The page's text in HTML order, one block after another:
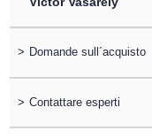
> Domande sull´acquisto
> Contattare esperti